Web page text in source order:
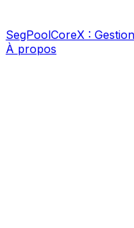
SegPoolCoreX :
À propos